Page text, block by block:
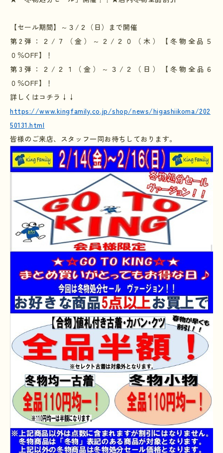
【セール期間】～３ / ２（日）まで開催
第 2 弾：２ / ７（金）～２ / ２０（木）【冬物全品５
０％OFF】！
第 3 弾：２ / ２１（金）～３ / ２（日）【冬物全品６
０％OFF】！
詳しくはコチラ ↓↓
https://www.kingfamily.co.jp/shop/news/higashiikoma/202
50131.html
皆様のご来店、スタッフ一同お待ちしております。